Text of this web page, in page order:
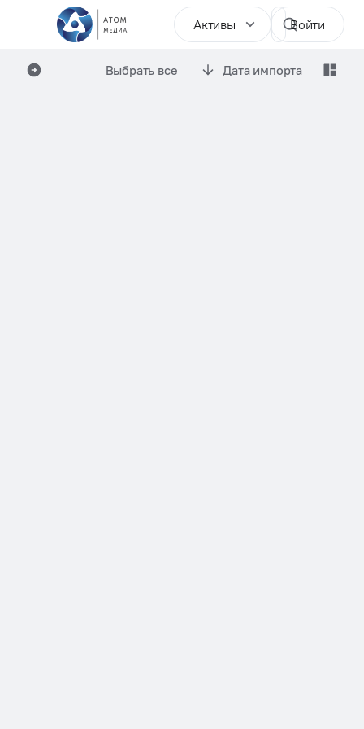
Активы Войти
Выбрать все Дата импорта